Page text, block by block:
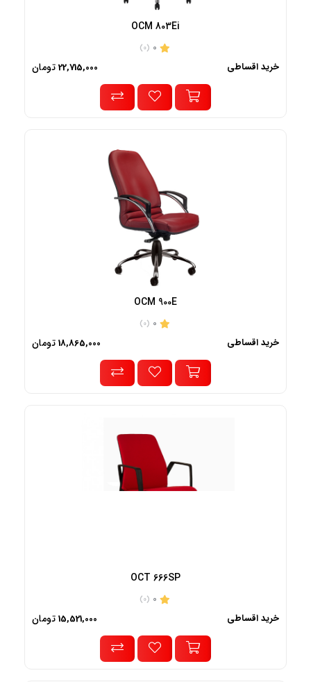
OCM 803Ei
(0)
خرید اقساطی 22,715,000تومان
OCM 900E
(0)
خرید اقساطی 18,865,000تومان
OCT 666SP
(0)
خرید اقساطی 15,521,000تومان